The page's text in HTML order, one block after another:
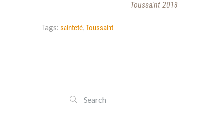
Toussaint 2018
Tags: sainteté,Toussaint